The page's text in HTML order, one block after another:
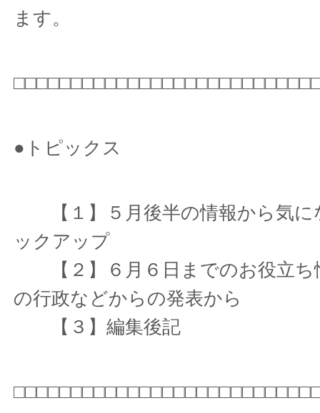
ます。
●トピックス
【１】５月後半の情報から気に
ックアップ
【２】６月６日までのお役立
の行政などからの発表から
【３】編集後記